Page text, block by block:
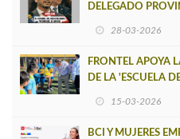
DELEGADO
28-03-2026
FRONTEL APOYA
DE LA 'ESCUELA
15-03-2026
BCI Y MUJERES